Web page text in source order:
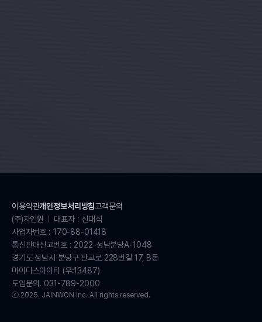
이용약관개인정보처리방침고객문의
(주)자인원
대표자 : 신대석
사업자번호 : 170-88-01418
통신판매신고번호 : 2022-성남분당A-1048
경기도 성남시 분당구 판교로 228번길 17, B동
마이다스아이티 (우:13487)
도입문의. 031-789-2000
ⓒ 2025. JAINWON Inc. All rights reserved.